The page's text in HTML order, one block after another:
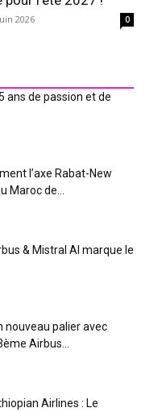
2026 0
ans de passion et de
l’axe Rabat-New
Maroc de...
& Mistral AI marque le
nouveau palier avec
Airbus...
Airlines : Le